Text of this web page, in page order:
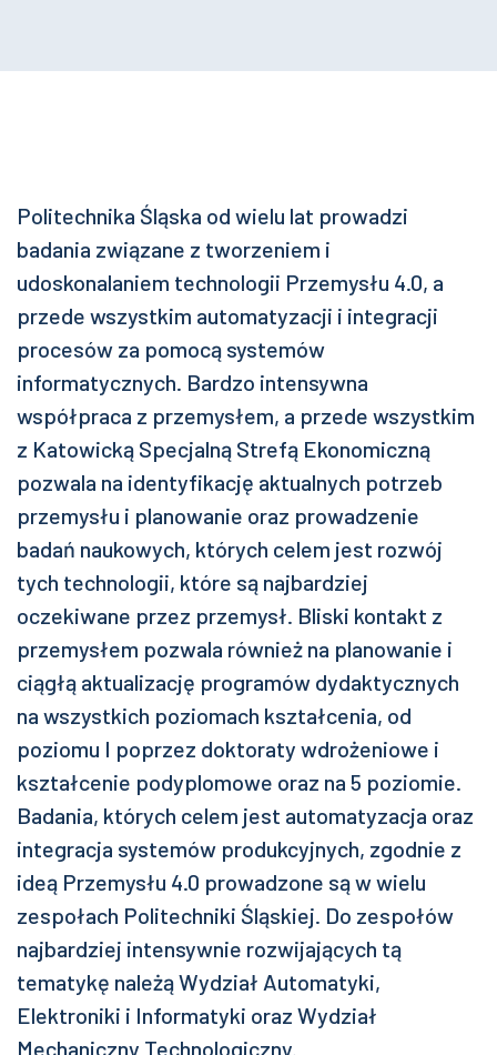
Politechnika Śląska od wielu lat prowadzi
badania związane z tworzeniem i
udoskonalaniem technologii Przemysłu 4.0, a
przede wszystkim automatyzacji i integracji
procesów za pomocą systemów
informatycznych. Bardzo intensywna
współpraca z przemysłem, a przede wszystkim
z Katowicką Specjalną Strefą Ekonomiczną
pozwala na identyfikację aktualnych potrzeb
przemysłu i planowanie oraz prowadzenie
badań naukowych, których celem jest rozwój
tych technologii, które są najbardziej
oczekiwane przez przemysł. Bliski kontakt z
przemysłem pozwala również na planowanie i
ciągłą aktualizację programów dydaktycznych
na wszystkich poziomach kształcenia, od
poziomu I poprzez doktoraty wdrożeniowe i
kształcenie podyplomowe oraz na 5 poziomie.
Badania, których celem jest automatyzacja oraz
integracja systemów produkcyjnych, zgodnie z
ideą Przemysłu 4.0 prowadzone są w wielu
zespołach Politechniki Śląskiej. Do zespołów
najbardziej intensywnie rozwijających tą
tematykę należą Wydział Automatyki,
Elektroniki i Informatyki oraz Wydział
Mechaniczny Technologiczny.